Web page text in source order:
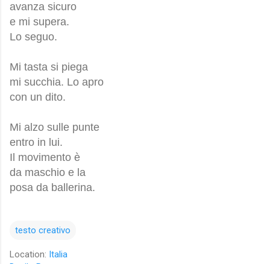
avanza sicuro
e mi supera.
Lo seguo.
Mi tasta si piega
mi succhia. Lo apro
con un dito.
Mi alzo sulle punte
entro in lui.
Il movimento è
da maschio e la
posa da ballerina.
testo creativo
Location: Italia